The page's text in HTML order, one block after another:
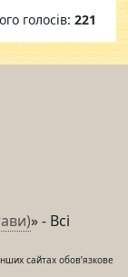
голосів: 221
» - Всі
сайтах обов’язкове